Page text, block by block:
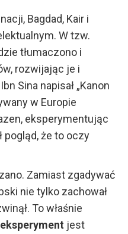
Bagdad, Kair i
W tzw.
tłumaczono i
rozwijając je i
Sina napisał „Kanon
w Europie
eksperymentując
pogląd, że to oczy
Zamiast zgadywać
nie tylko zachował
To właśnie
eksperyment jest